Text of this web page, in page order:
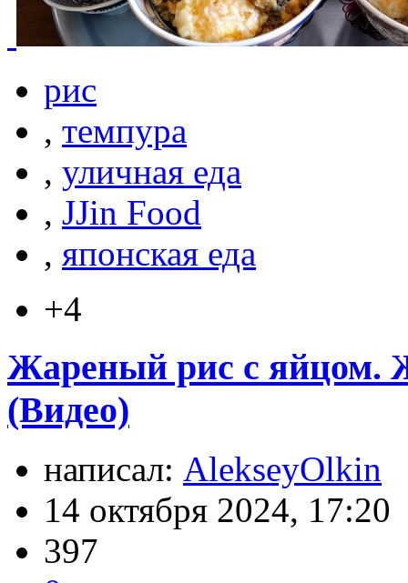
рис
, темпура
, уличная еда
, JJin Food
, японская еда
+4
Жареный рис с яйцом.
(Видео)
написал: AlekseyOlkin
14 октября 2024, 17:20
397